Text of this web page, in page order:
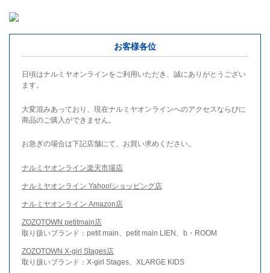
お客様各位
日頃はナルミヤオンラインをご利用いただき、誠にありがとうござい
ます。
大変混みあっており、現在ナルミヤオンラインへのアクセスならびに
商品のご購入ができません。
お急ぎの場合は下記店舗にて、お買い求めください。
ナルミヤオンライン楽天市場店
ナルミヤオンライン Yahoo!ショッピング店
ナルミヤオンライン Amazon店
ZOZOTOWN petitmain店
取り扱いブランド：petit main、petit main LIEN、b・ROOM
ZOZOTOWN X-girl Stages店
取り扱いブランド：X-girl Stages、XLARGE KIDS